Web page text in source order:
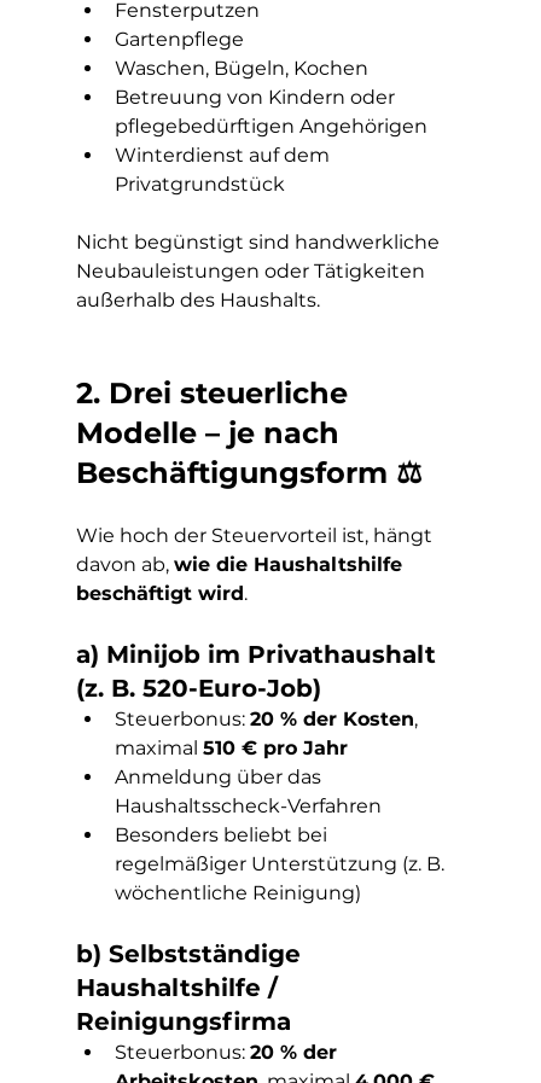
Fensterputzen
Gartenpflege
Waschen, Bügeln, Kochen
Betreuung von Kindern oder
pflegebedürftigen Angehörigen
Winterdienst auf dem
Privatgrundstück
Nicht begünstigt sind handwerkliche
Neubauleistungen oder Tätigkeiten
außerhalb des Haushalts.
2. Drei steuerliche
Modelle – je nach
Beschäftigungsform ⚖️
Wie hoch der Steuervorteil ist, hängt
davon ab, wie die Haushaltshilfe
beschäftigt wird.
a) Minijob im Privathaushalt
(z. B. 520-Euro-Job)
Steuerbonus: 20 % der Kosten,
maximal 510 € pro Jahr
Anmeldung über das
Haushaltsscheck-Verfahren
Besonders beliebt bei
regelmäßiger Unterstützung (z. B.
wöchentliche Reinigung)
b) Selbstständige
Haushaltshilfe /
Reinigungsfirma
Steuerbonus: 20 % der